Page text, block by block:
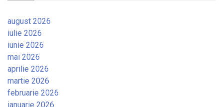
august 2026
iulie 2026
iunie 2026
mai 2026
aprilie 2026
martie 2026
februarie 2026
ianuarie 2026